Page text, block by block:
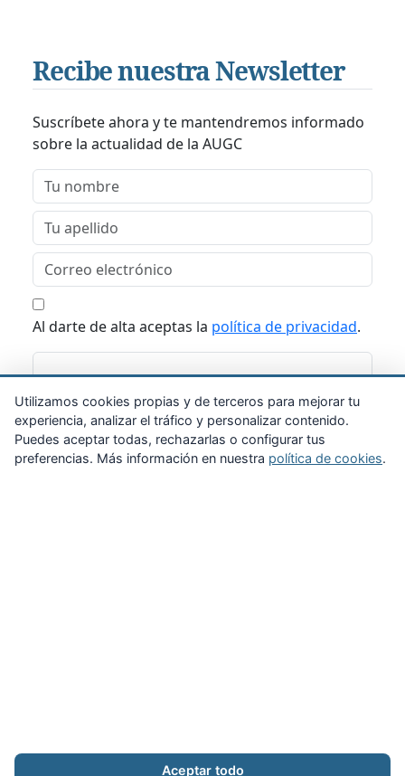
Recibe nuestra Newsletter
Suscríbete ahora y te mantendremos informado
sobre la actualidad de la AUGC
Al darte de alta aceptas la política de privacidad.
Suscribirme
Aviso legal · Cookies · Configurar cookies · Privacidad · Contacto
Utilizamos cookies propias y de terceros para mejorar tu
experiencia, analizar el tráfico y personalizar contenido.
Puedes aceptar todas, rechazarlas o configurar tus
preferencias. Más información en nuestra política de cookies.
Aceptar todo